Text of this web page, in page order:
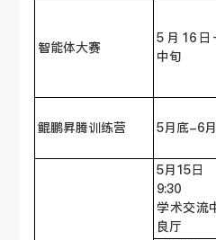
智能体大赛
5月16
中旬
鲲鹏昇腾训练营 5月底-6
5月15日
9:30
学术交流
良厅